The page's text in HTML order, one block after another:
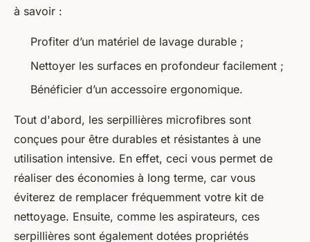
à savoir :
Profiter d’un matériel de lavage durable ;
Nettoyer les surfaces en profondeur facilement ;
Bénéficier d’un accessoire ergonomique.
Tout d'abord, les serpillières microfibres sont
conçues pour être durables et résistantes à une
utilisation intensive. En effet, ceci vous permet de
réaliser des économies à long terme, car vous
éviterez de remplacer fréquemment votre kit de
nettoyage. Ensuite, comme les aspirateurs, ces
serpillières sont également dotées propriétés